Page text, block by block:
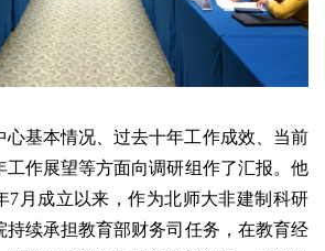
心基本情况、过去十年工作成效、当前
工作展望等方面向调研组作了汇报。他
7月成立以来，作为北师大非建制科研
持续承担教育部财务司任务，在教育经